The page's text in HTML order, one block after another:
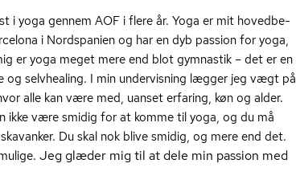
i yoga gennem AOF i flere år. Yoga er mit ho­ved­be­
i Nordspanien og har en dyb passion for yoga,
er yoga meget mere end blot gymnastik – det er en
selvhealing. I min undervisning lægger jeg vægt på
alle kan være med, uanset erfaring, køn og alder.
ikke være smidig for at komme til yoga, og du må
Du skal nok blive smidig, og mere end det.
Jeg glæder mig til at dele min passion med